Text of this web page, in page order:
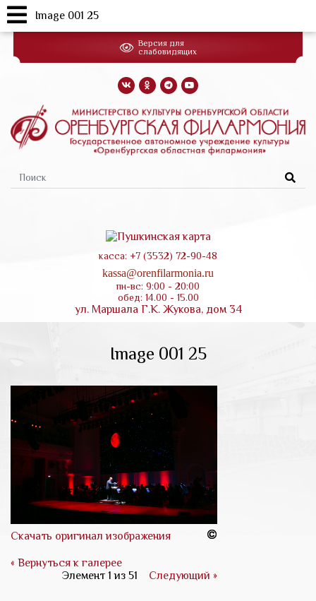
Перейти
основному
Форма
поиска
касса: +7 (3532) 72-90-48
kassa@orenfilarmonia.ru
пн-вс: 9:00 - 20:00
обед: 14.00 - 15.00
ул. Маршала Г.К. Жукова, дом 34
Версия для
слабовидящих
Image 001 25
Скачать оригинал изображения
« Вернуться к галерее
Элемент 1 из 51
Следующий »
Image 001 25